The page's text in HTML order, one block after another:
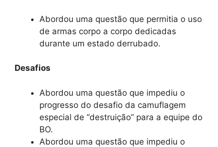
Abordou uma questão que permitia o uso
de armas corpo a corpo dedicadas
durante um estado derrubado.
Desafios
Abordou uma questão que impediu o
progresso do desafio da camuflagem
especial de “destruição” para a equipe do
BO.
Abordou uma questão que impediu o